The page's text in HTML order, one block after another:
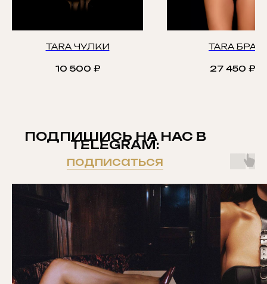
TARA ЧУЛКИ
10 500 ₽
TARA БРА
27 450 ₽
ПОДПИШИСЬ НА НАС В
TELEGRAM:
подписаться